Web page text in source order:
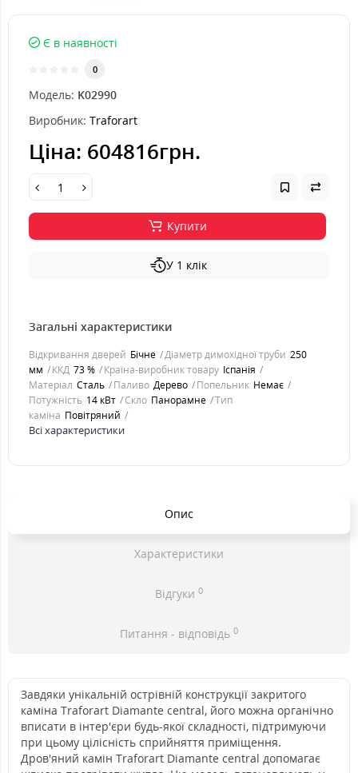
Є в наявності
0
Модель: K02990
Виробник: Traforart
Ціна: 604816грн.
Купити
У 1 клік
Загальні характеристики
Відкривання дверей Бічне Діаметр димохідної труби 250
мм
ККД 73 % Країна-виробник товару Іспанія
Матеріал Сталь Паливо Дерево Попельник Немає
Потужність 14 кВт Скло Панорамне
Тип
каміна Повітряний
Всі характеристики
Опис
Характеристики
Відгуки 0
Питання - відповідь 0
Завдяки унікальній острівній конструкції закритого
каміна Traforart Diamante central, його можна органічно
вписати в інтер'єри будь-якої складності, підтримуючи
при цьому цілісність сприйняття приміщення.
Дров'яний камін Traforart Diamante central допомагає